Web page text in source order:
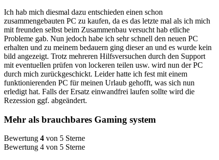
Ich hab mich diesmal dazu entschieden einen schon
zusammengebauten PC zu kaufen, da es das letzte mal als ich mich
mit freunden selbst beim Zusammenbau versucht hab etliche
Probleme gab. Nun jedoch habe ich sehr schnell den neuen PC
erhalten und zu meinem bedauern ging dieser an und es wurde kein
bild angezeigt. Trotz mehreren Hilfsversuchen durch den Support
mit eventuellen prüfen von lockeren teilen usw. wird nun der PC
durch mich zurückgeschickt. Leider hatte ich fest mit einem
funktionierenden PC für meinen Urlaub gehofft, was sich nun
erledigt hat. Falls der Ersatz einwandfrei laufen sollte wird die
Rezession ggf. abgeändert.
Mehr als brauchbares Gaming system
Bewertung 4 von 5 Sterne
Bewertung 4 von 5 Sterne